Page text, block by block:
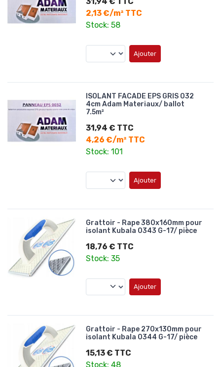
2,13 €/m² TTC
Stock: 58
Ajouter
ISOLANT FACADE EPS GRIS 032
4cm Adam Materiaux/ ballot
7.5m²
31,94 € TTC
4,26 €/m² TTC
Stock: 101
Ajouter
Grattoir - Rape 380x160mm pour
isolant Kubala 0343 G-17/ pièce
18,76 € TTC
Stock: 35
Ajouter
Grattoir - Rape 270x130mm pour
isolant Kubala 0344 G-17/ pièce
15,13 € TTC
Stock: 48